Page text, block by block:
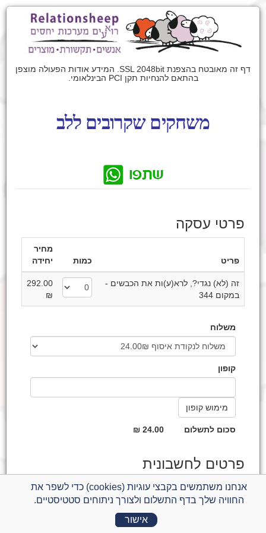
דף זה מאובטח בהצפנת SSL 2048bit. המידע אודות הפעולה מוצפן
בהתאם להנחיות תקן PCI הבינלאומי.
משחקים שקרובים ללב
פרטי עסקה
פריט כמות
מחיר
יחידה
זה (לא) נגדי?, לרא(ע)ות את הכבשים -
במקום 344
292.00
₪
משלוח
קופון
סכום לתשלום 24.00 ₪
פרטים לחשבונית
דואר אלקטרוני *
אנחנו משתמשים בקבצי עוגיות (cookies) כדי לשפר את
החוויה שלך בדף התשלום ולצורך ניתוחים סטטיסטיים.